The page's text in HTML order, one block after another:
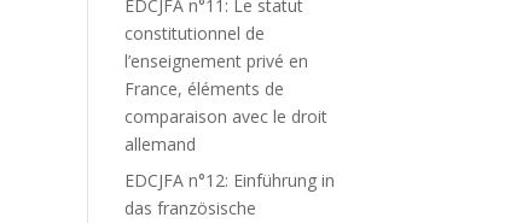
EDCJFA n°11: Le statut
constitutionnel de
l’enseignement privé en
France, éléments de
comparaison avec le droit
allemand
EDCJFA n°12: Einführung in
das französische